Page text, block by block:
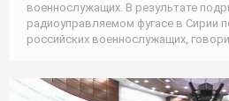
военнослужащих. В результате
радиоуправляемом фугасе в Сирии
российских военнослужащих,